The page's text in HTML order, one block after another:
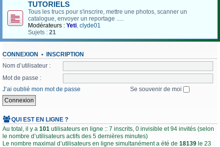
TUTORIELS
Tous les trucs pour s'inscrire, mettre une photos, scanner un
catalogue, envoyer un reportage .....
Modérateurs : Yeti, clyde01
Sujets : 21
CONNEXION • INSCRIPTION
Nom d’utilisateur :
Mot de passe :
J’ai oublié mon mot de passe
Se souvenir de moi
QUI EST EN LIGNE ?
Au total, il y a 101 utilisateurs en ligne :: 7 inscrits, 0 invisible et 94 invités (selon
le nombre d’utilisateurs actifs des 5 dernières minutes)
Le nombre maximal d’utilisateurs en ligne simultanément a été de 18139 le 23